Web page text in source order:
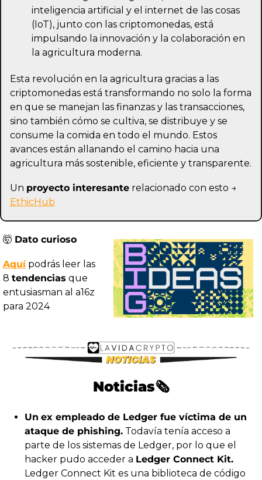
inteligencia artificial y el internet de las cosas
(IoT), junto con las criptomonedas, está
impulsando la innovación y la colaboración en
la agricultura moderna.
Esta revolución en la agricultura gracias a las
criptomonedas está transformando no solo la forma
en que se manejan las finanzas y las transacciones,
sino también cómo se cultiva, se distribuye y se
consume la comida en todo el mundo. Estos
avances están allanando el camino hacia una
agricultura más sostenible, eficiente y transparente.
Un proyecto interesante
EthicHub
🤯 Dato curioso
Aquí podrás leer las
8 tendencias que
entusiasman al a16z
para 2024
Noticias🗞️
Un ex empleado de Ledger fue víctima de un
ataque de phishing. Todavía tenía acceso a
parte de los sistemas de Ledger, por lo que el
hacker pudo acceder a Ledger Connect Kit.
Ledger Connect Kit es una biblioteca de código